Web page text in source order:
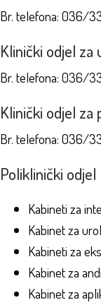
Br. telefona: 036/
Klinički odjel za
Br. telefona: 036/
Klinički odjel za
Br. telefona: 036/
Poliklinički odjel
Kabineti za
Kabinet za
Kabineti za
Kabinet za
Kabinet za